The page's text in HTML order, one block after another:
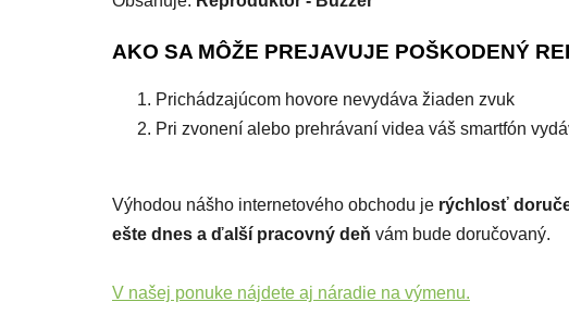
AKO SA MÔŽE PREJAVUJE POŠKODENÝ
Prichádzajúcom hovore nevydáva žiaden zvuk
Pri zvonení alebo prehrávaní videa váš smartfón
Výhodou nášho internetového obchodu je rýchlosť
ešte dnes a ďalší pracovný deň vám bude doručovaný.
V našej ponuke nájdete aj náradie na výmenu.